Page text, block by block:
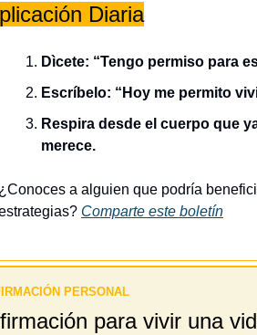
Diaria
Dìcete: “Tengo permiso para
Escríbelo: “Hoy me permito
Respira desde el cuerpo que
merece.
a alguien que podría
Comparte este boletín
PERSONAL
para vivir una